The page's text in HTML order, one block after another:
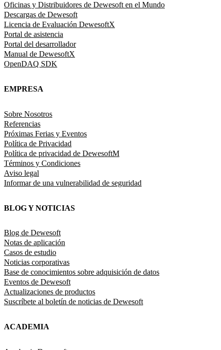
Oficinas y Distribuidores de Dewesoft en el Mundo
Descargas de Dewesoft
Licencia de Evaluación DewesoftX
Portal de asistencia
Portal del desarrollador
Manual de DewesoftX
OpenDAQ SDK
EMPRESA
Sobre Nosotros
Referencias
Próximas Ferias y Eventos
Política de Privacidad
Política de privacidad de DewesoftM
Términos y Condiciones
Aviso legal
Informar de una vulnerabilidad de seguridad
BLOG Y NOTICIAS
Blog de Dewesoft
Notas de aplicación
Casos de estudio
Noticias corporativas
Base de conocimientos sobre adquisición de datos
Eventos de Dewesoft
Actualizaciones de productos
Suscríbete al boletín de noticias de Dewesoft
ACADEMIA